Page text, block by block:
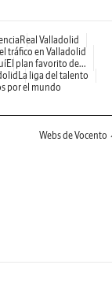
Real Valladolid
tráfico en Valladolid
El plan favorito de...
La liga del talento
por el mundo
Webs de Vocento